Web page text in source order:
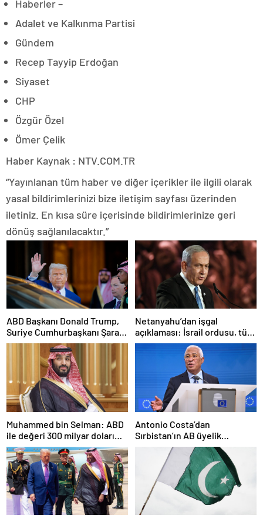
Haberler –
Adalet ve Kalkınma Partisi
Gündem
Recep Tayyip Erdoğan
Siyaset
CHP
Özgür Özel
Ömer Çelik
Haber Kaynak : NTV.COM.TR
“Yayınlanan tüm haber ve diğer içerikler ile ilgili olarak
yasal bildirimlerinizi bize iletişim sayfası üzerinden
iletiniz. En kısa süre içerisinde bildirimlerinize geri
dönüş sağlanılacaktır.”
ABD Başkanı Donald Trump,
Suriye Cumhurbaşkanı Şara
ile görüşecek
Netanyahu’dan işgal
açıklaması: İsrail ordusu, tüm
gücüyle Gazze’ye girecek
Muhammed bin Selman: ABD
ile değeri 300 milyar doları
aşan anlaşmalar imzaladık
Antonio Costa’dan
Sırbistan’ın AB üyelik
sürecine ilişkin açıklama